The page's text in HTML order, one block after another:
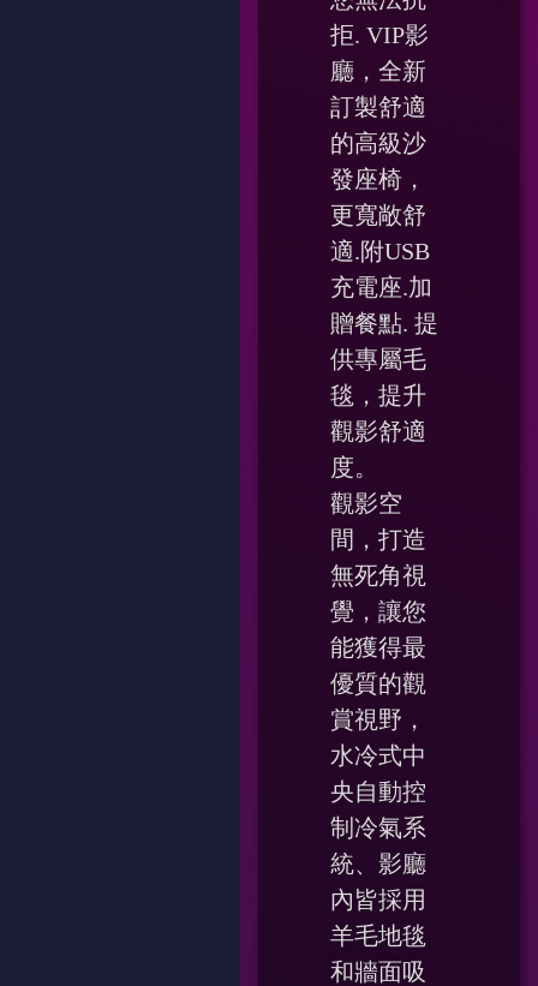
拒. VIP影
廳，全新
訂製舒適
的高級沙
發座椅，
更寬敞舒
適.附USB
充電座.加
贈餐點. 提
供專屬毛
毯，提升
觀影舒適
度。
觀影空
間，打造
無死角視
覺，讓您
能獲得最
優質的觀
賞視野，
水冷式中
央自動控
制冷氣系
統、影廳
內皆採用
羊毛地毯
和牆面吸